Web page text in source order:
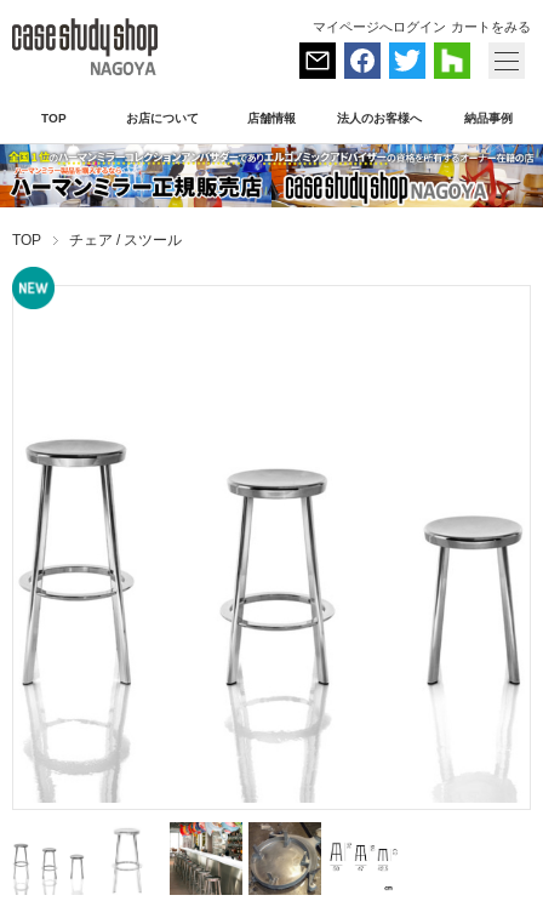
マイページへログイン カートをみる
TOP お店について 店舗情報 法人のお客様へ 納品事例
TOP チェア / スツール